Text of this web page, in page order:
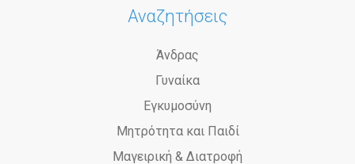
Αναζητήσεις
Άνδρας
Γυναίκα
Εγκυμοσύνη
Μητρότητα και Παιδί
Μαγειρική & Διατροφή